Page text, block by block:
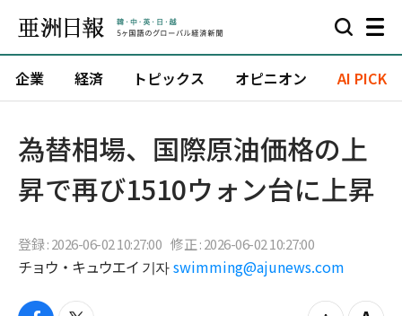
企業 経済 トピックス オピニオン AI PICK
為替相場、国際原油価格の上
昇で再び1510ウォン台に上昇
登録 : 2026-06-02 10:27:00 修正 : 2026-06-02 10:27:00
チョウ・キュウエイ 기자 swimming@ajunews.com